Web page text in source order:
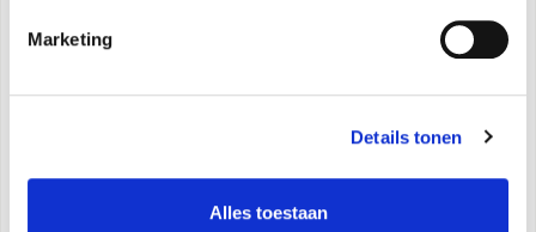
Marketing
Details tonen
Alles toestaan
4,10/4,10/5,42 kW
Opvoerpomp condensaat